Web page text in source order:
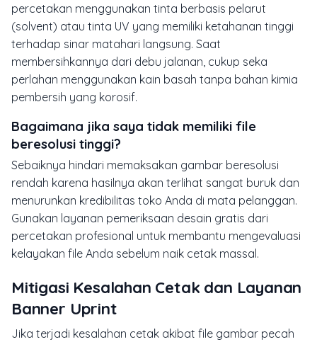
percetakan menggunakan tinta berbasis pelarut
(solvent) atau tinta UV yang memiliki ketahanan tinggi
terhadap sinar matahari langsung. Saat
membersihkannya dari debu jalanan, cukup seka
perlahan menggunakan kain basah tanpa bahan kimia
pembersih yang korosif.
Bagaimana jika saya tidak memiliki file
beresolusi tinggi?
Sebaiknya hindari memaksakan gambar beresolusi
rendah karena hasilnya akan terlihat sangat buruk dan
menurunkan kredibilitas toko Anda di mata pelanggan.
Gunakan layanan pemeriksaan desain gratis dari
percetakan profesional untuk membantu mengevaluasi
kelayakan file Anda sebelum naik cetak massal.
Mitigasi Kesalahan Cetak dan Layanan
Banner Uprint
Jika terjadi kesalahan cetak akibat file gambar pecah